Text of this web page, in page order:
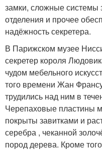
замки, сложные системы
отделения и прочее
надёжность секретера.
В Парижском музее
секретер короля
чудом мебельного
того времени Жан
трудились над ним в
Черепаховые пластины
покрыты завитками и
серебра , чеканной
пород дерева. Кроме